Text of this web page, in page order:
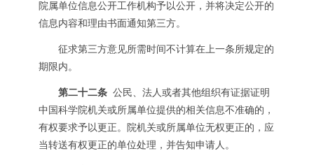
院属单位信息公开工作机构予以公开，并将决定公开的
信息内容和理由书面通知第三方。
征求第三方意见所需时间不计算在上一条所规定的
期限内。
第二十二条 公民、法人或者其他组织有证据证明
中国科学院机关或所属单位提供的相关信息不准确的，
有权要求予以更正。院机关或所属单位无权更正的，应
当转送有权更正的单位处理，并告知申请人。